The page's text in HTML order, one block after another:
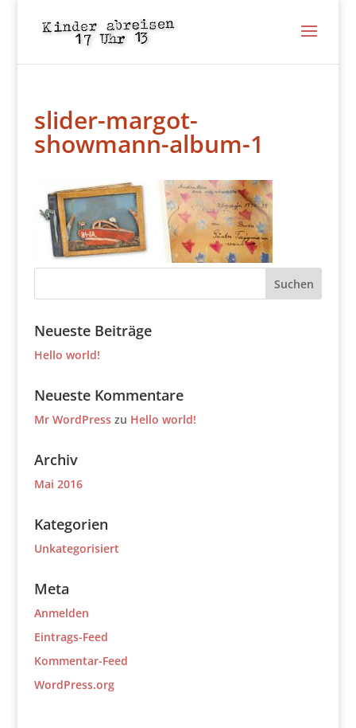
slider-margot-
showmann-album-1
Neueste Beiträge
Hello world!
Neueste Kommentare
Mr WordPresszu Hello world!
Archiv
Mai 2016
Kategorien
Unkategorisiert
Meta
Anmelden
Eintrags-Feed
Kommentar-Feed
WordPress.org